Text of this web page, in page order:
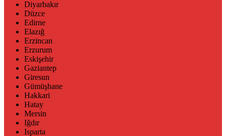
Diyarbakır
Düzce
Edirne
Elazığ
Erzincan
Erzurum
Eskişehir
Gaziantep
Giresun
Gümüşhane
Hakkari
Hatay
Mersin
Iğdır
Isparta